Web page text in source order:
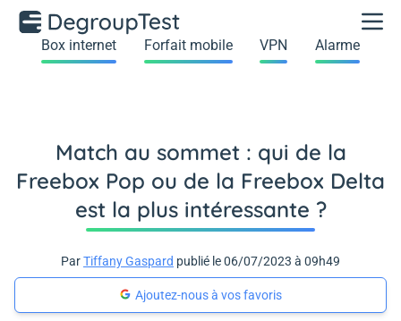
Box internet Forfait mobile VPN Alarme
Match au sommet : qui de la
Freebox Pop ou de la Freebox Delta
est la plus intéressante ?
ParTiffany Gaspard publié le 06/07/2023 à 09h49
Ajoutez-nous à vos favoris